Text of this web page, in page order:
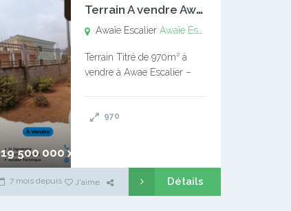
19 500 000 xaf
T
errain A vendre Awaïe Escalier
Awaïe EscalierAwaïe Escalier
Terrain Titré de 970m² à
vendre à Awae Escalier –
l’Université Catholique –
970
7 mois depuis J'aime Détails